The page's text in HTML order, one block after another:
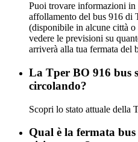
Puoi trovare informazioni
affollamento del bus 916 di
(disponibile in alcune città
vedere le previsioni su
arriverà alla tua fermata del
La Tper BO 916 bus
circolando?
Scopri lo stato attuale della
Qual è la fermata